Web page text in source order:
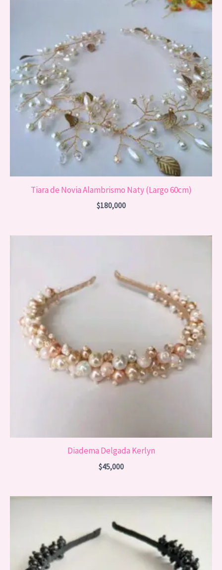
Tiara de Novia Alambrismo Naty (Largo 60cm)
$180,000
Diadema Delgada Kerlyn
$45,000